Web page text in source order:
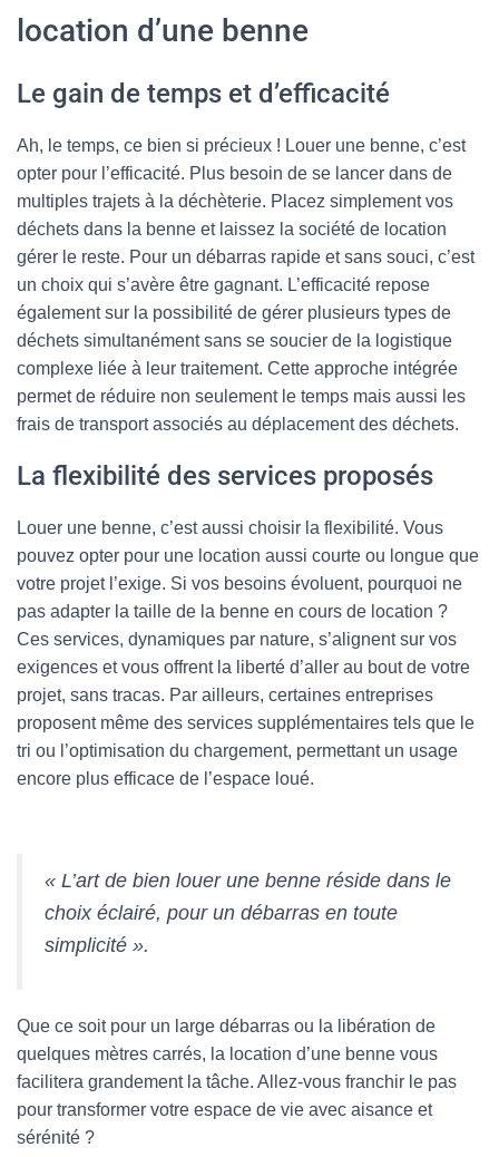
location d’une benne
Le gain de temps et d’efficacité
Ah, le temps, ce bien si précieux ! Louer une benne, c’est
opter pour l’efficacité. Plus besoin de se lancer dans de
multiples trajets à la déchèterie. Placez simplement vos
déchets dans la benne et laissez la société de location
gérer le reste. Pour un débarras rapide et sans souci, c’est
un choix qui s’avère être gagnant. L’efficacité repose
également sur la possibilité de gérer plusieurs types de
déchets simultanément sans se soucier de la logistique
complexe liée à leur traitement. Cette approche intégrée
permet de réduire non seulement le temps mais aussi les
frais de transport associés au déplacement des déchets.
La flexibilité des services proposés
Louer une benne, c’est aussi choisir la flexibilité. Vous
pouvez opter pour une location aussi courte ou longue que
votre projet l’exige. Si vos besoins évoluent, pourquoi ne
pas adapter la taille de la benne en cours de location ?
Ces services, dynamiques par nature, s’alignent sur vos
exigences et vous offrent la liberté d’aller au bout de votre
projet, sans tracas. Par ailleurs, certaines entreprises
proposent même des services supplémentaires tels que le
tri ou l’optimisation du chargement, permettant un usage
encore plus efficace de l’espace loué.
« L’art de bien louer une benne réside dans le
choix éclairé, pour un débarras en toute
simplicité ».
Que ce soit pour un large débarras ou la libération de
quelques mètres carrés, la location d’une benne vous
facilitera grandement la tâche. Allez-vous franchir le pas
pour transformer votre espace de vie avec aisance et
sérénité ?